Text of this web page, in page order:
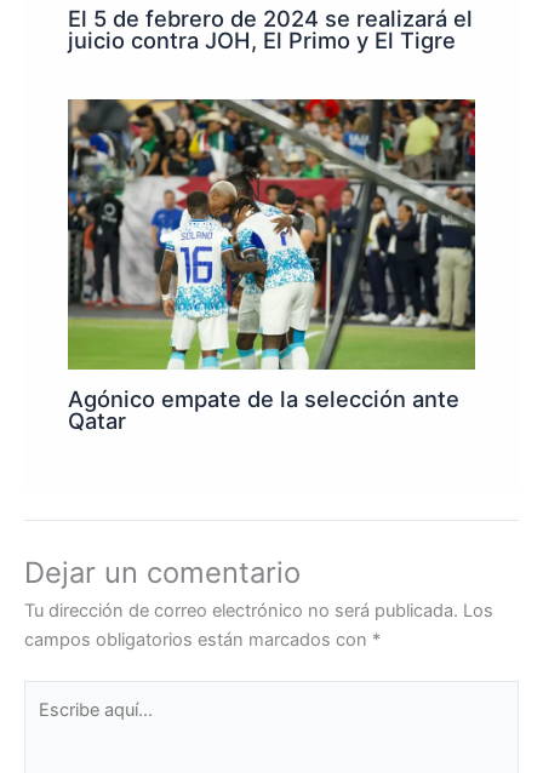
El 5 de febrero de 2024 se realizará el
juicio contra JOH, El Primo y El Tigre
Agónico empate de la selección ante
Qatar
Dejar un comentario
Tu dirección de correo electrónico no será publicada. Los
campos obligatorios están marcados con *
aquí...